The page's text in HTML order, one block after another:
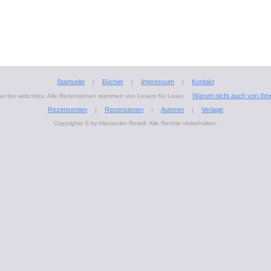
Startseite | Bücher | Impressum | Kontakt
bei webcritics: Alle Rezensionen stammen von Lesern für Leser.
Warum nicht auch von
Rezensenten
| Rezensionen | Autoren | Verlage
Copyrights © by Alexander Rosell. Alle Rechte vorbehalten.